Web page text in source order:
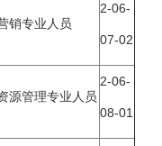
销专业人员
2-06-
07-02
源管理专业人员
2-06-
08-01